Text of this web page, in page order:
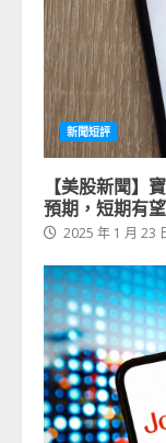
新聞短評
【美股新聞】
預期，短期有
2025 年 1 月 23